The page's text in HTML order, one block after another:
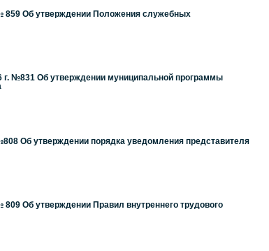
859 Об утверждении Положения служебных
г. №831 Об утверждении муниципальной программы
Об утверждении порядка уведомления представителя
Об утверждении Правил внутреннего трудового